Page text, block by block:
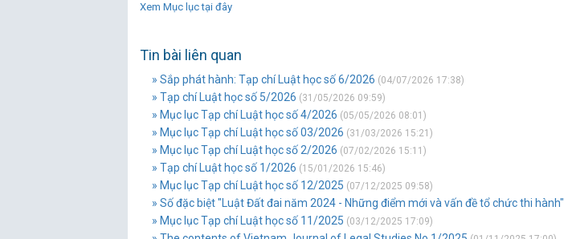
Xem Mục lục tại đây
Tin bài liên quan
» Sắp phát hành: Tạp chí Luật học số 6/2026 (04/07/2026 17:38)
» Tạp chí Luật học số 5/2026 (31/05/2026 09:59)
» Mục lục Tạp chí Luật học số 4/2026 (05/05/2026 08:01)
» Mục lục Tạp chí Luật học số 03/2026 (31/03/2026 15:21)
» Mục lục Tạp chí Luật học số 2/2026 (07/02/2026 15:11)
» Tạp chí Luật học số 1/2026 (15/01/2026 15:46)
» Mục lục Tạp chí Luật học số 12/2025 (07/12/2025 09:58)
» Số đặc biệt "Luật Đất đai năm 2024 - Những điểm mới và vấn đề tổ chức thi hành"
» Mục lục Tạp chí Luật học số 11/2025 (03/12/2025 17:09)